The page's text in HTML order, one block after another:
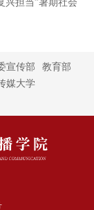
兴担当”暑期社会
宣传部
教育部
媒大学